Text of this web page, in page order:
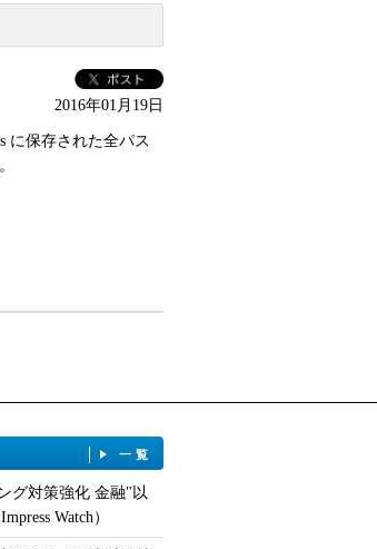
2016年01月19日
に保存された全パス
一覧
グ対策強化 金融"以
Watch）